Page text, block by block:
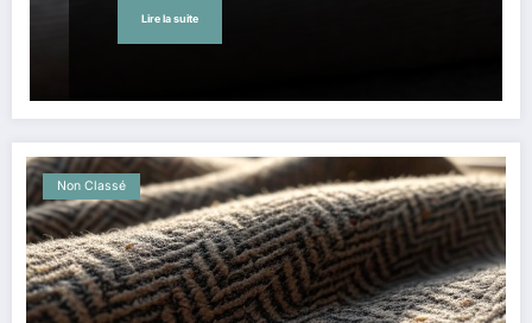
Lire la suite
Non Classé